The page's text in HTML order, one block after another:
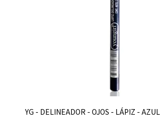
YG - DELINEADOR - OJOS - LÁPIZ - AZUL